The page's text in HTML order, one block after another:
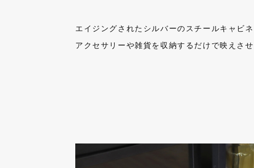
エイジングされたシルバーのスチールキャビネ
アクセサリーや雑貨を収納するだけで映えさせ